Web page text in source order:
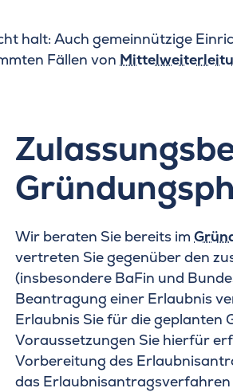
halt: Auch gemeinnützige
Fällen von
Wir beraten Sie bereits im
vertreten Sie gegenüber den
(insbesondere BaFin und
Beantragung einer Erlaubnis
Erlaubnis Sie für die geplanten
Voraussetzungen Sie hierfür
Vorbereitung des
das